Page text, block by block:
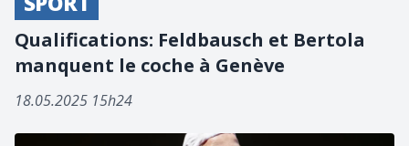
Qualifications: Feldbausch et Bertola
manquent le coche à Genève
18.05.2025 15h24